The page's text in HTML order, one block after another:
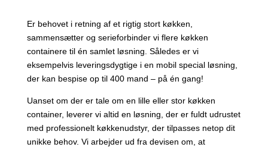
Er behovet i retning af et rigtig stort køkken,
sammensætter og serieforbinder vi flere køkken
containere til én samlet løsning. Således er vi
eksempelvis leveringsdygtige i en mobil special løsning,
der kan bespise op til 400 mand – på én gang!
Uanset om der er tale om en lille eller stor køkken
container, leverer vi altid en løsning, der er fuldt udrustet
med professionelt køkkenudstyr, der tilpasses netop dit
unikke behov. Vi arbejder ud fra devisen om, at